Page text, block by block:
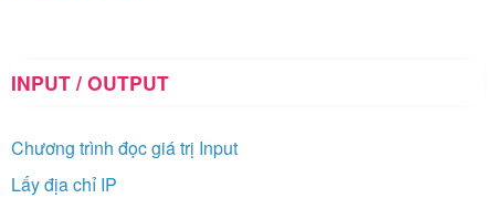
INPUT / OUTPUT
Chương trình đọc giá trị Input
Lấy địa chỉ IP